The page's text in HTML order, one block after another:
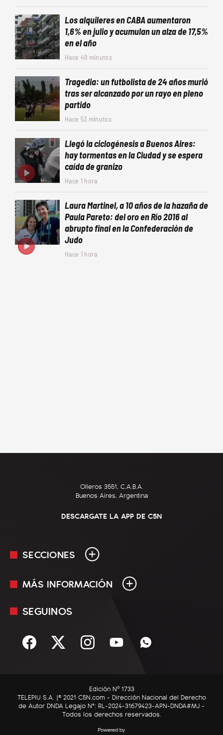
Los alquileres en CABA aumentaron
1,6% en julio y acumulan un alza de 17,5%
en el año
Hace 49 minutos
Tragedia: un futbolista de 24 años murió
tras ser alcanzado por un rayo en pleno
partido
Hace 53 minutos
Llegó la ciclogénesis a Buenos Aires:
hay tormentas en la Ciudad y se espera
caída de granizo
Hace 1 hora
Laura Martinel, a 10 años de la hazaña de
Paula Pareto: del oro en Río 2016 al
abrupto final en la Confederación de
Judo
Hace 1 hora
Olleros 3551, C.A.B.A.
Buenos Aires, Argentina
DESCARGATE LA APP DE C5N
SECCIONES
En Vivo
Sociedad
C5N Autos
RatingCero
MÁS INFORMACIÓN
Mediakit
Términos y condiciones
SEGUINOS
Edición Nº 1733
TELEPIU S.A. |© 2021 C5N.com - Dirección Nacional del Derecho
de Autor DNDA Legajo N°: RL-2024-31679423-APN-DNDA#MJ -
Todos los derechos reservados.